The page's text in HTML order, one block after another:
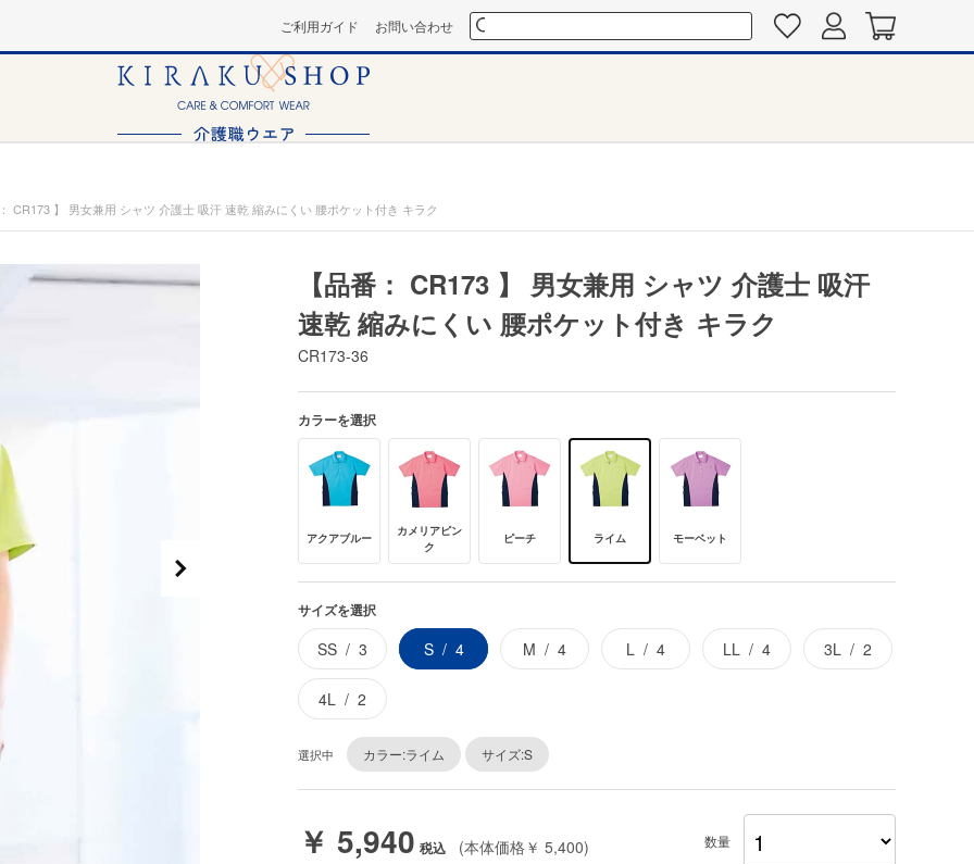
ご利用ガイド お問い合わせ
CR173 】 男女兼用 シャツ 介護士 吸汗 速乾 縮みにくい 腰ポケット付き キラク
【品番： CR173 】 男女兼用 シャツ 介護士 吸汗
速乾 縮みにくい 腰ポケット付き キラク
CR173-36
カラーを選択
アクアブルー
カメリアピン
ク
ピーチ ライム モーベット
サイズを選択
SS 3 S 4 M 4 L 4 LL 4 3L 2
4L 2
選択中 カラー:ライム サイズ:S
￥ 5,940 (本体価格￥ 5,400) 数量